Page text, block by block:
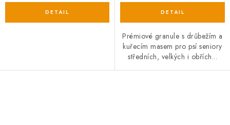
Prémiové granule s drůbežím a
kuřecím masem pro psí seniory
středních, velkých i obřích...